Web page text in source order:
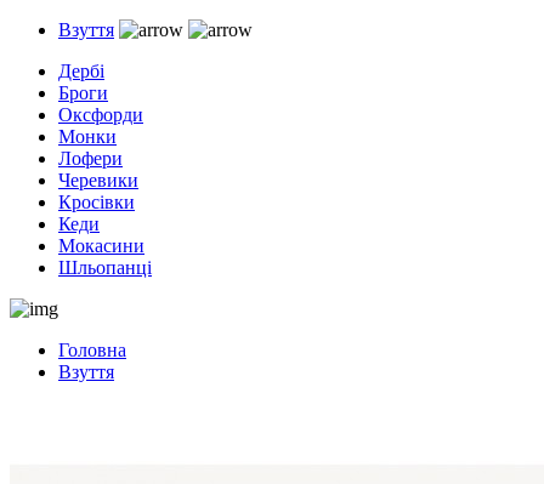
Взуття
Дербі
Броги
Оксфорди
Монки
Лофери
Черевики
Кросівки
Кеди
Мокасини
Шльопанці
Головна
Взуття